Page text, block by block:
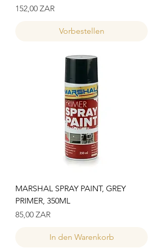
Preis
152,00 ZAR
Vorbestellen
MARSHAL SPRAY PAINT, GREY
PRIMER, 350ML
Preis
85,00 ZAR
In den Warenkorb